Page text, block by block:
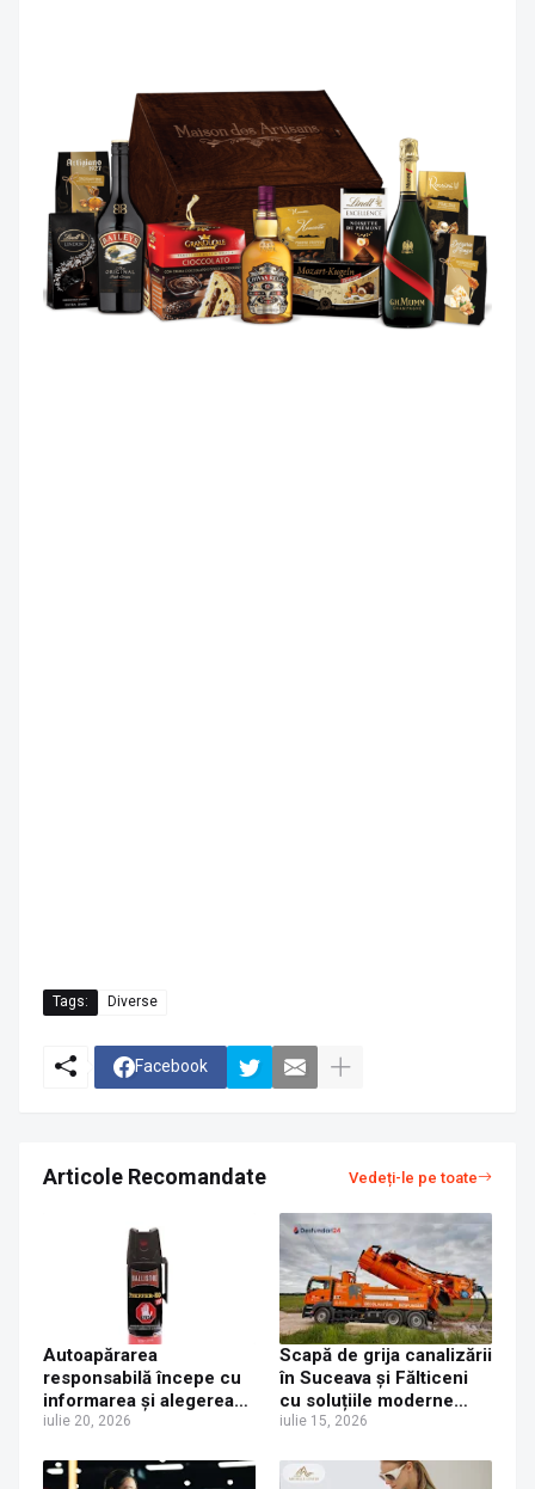
Tags: Diverse
Facebook
Articole Recomandate Vedeți-le pe toate
Autoapărarea
responsabilă începe cu
informarea și alegerea
produselor potrivite
iulie 20, 2026
Scapă de grija canalizării
în Suceava și Fălticeni
cu soluțiile moderne
oferite de echipa
iulie 15, 2026